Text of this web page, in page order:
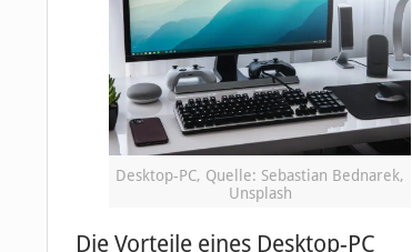
Desktop-PC, Quelle: Sebastian Bednarek,
Unsplash
Die Vorteile eines Desktop-PC